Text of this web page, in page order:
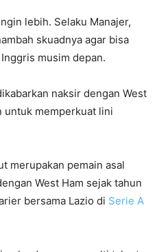
lebih. Selaku Manajer,
skuadnya agar bisa
musim depan.
naksir dengan West
untuk memperkuat lini
merupakan pemain asal
West Ham sejak tahun
bersama Lazio di Serie A